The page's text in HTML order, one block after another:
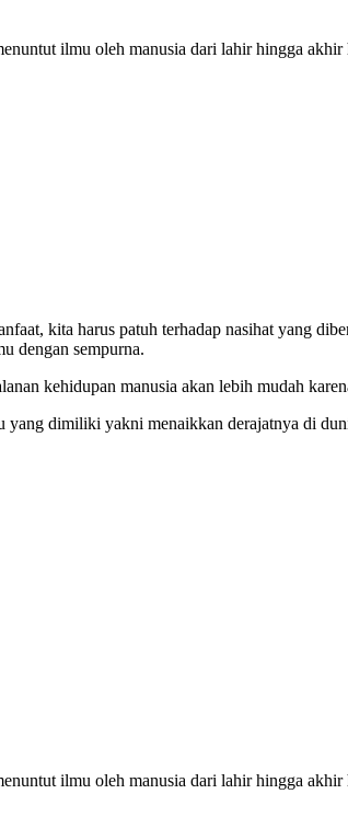
ilmu oleh manusia dari lahir hingga
kita harus patuh terhadap nasihat yang
dengan sempurna.
kehidupan manusia akan lebih mudah
yang dimiliki yakni menaikkan derajatnya di
ilmu oleh manusia dari lahir hingga